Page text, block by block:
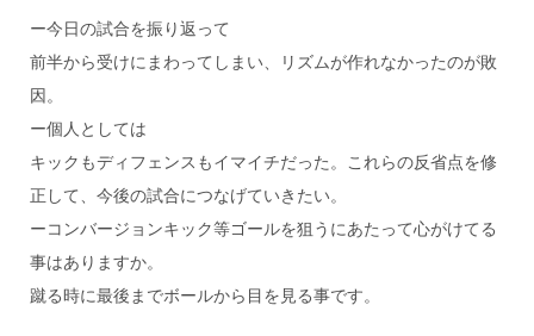
ー今日の試合を振り返って
前半から受けにまわってしまい、リズムが作れなかったのが敗
因。
ー個人としては
キックもディフェンスもイマイチだった。これらの反省点を修
正して、今後の試合につなげていきたい。
ーコンバージョンキック等ゴールを狙うにあたって心がけてる
事はありますか。
蹴る時に最後までボールから目を見る事です。